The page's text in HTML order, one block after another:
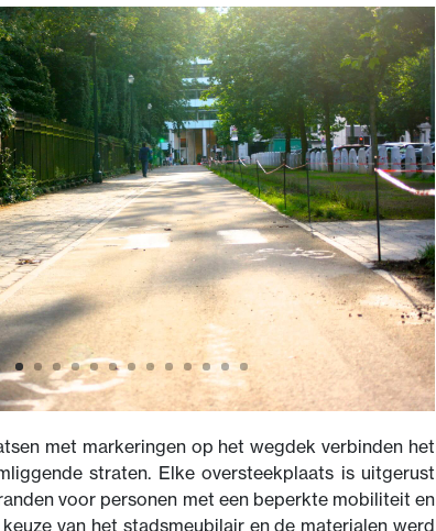
met markeringen op het wegdek verbinden het
straten. Elke oversteekplaats is uitgerust
voor personen met een beperkte mobiliteit en
van het stadsmeubilair en de materialen werd